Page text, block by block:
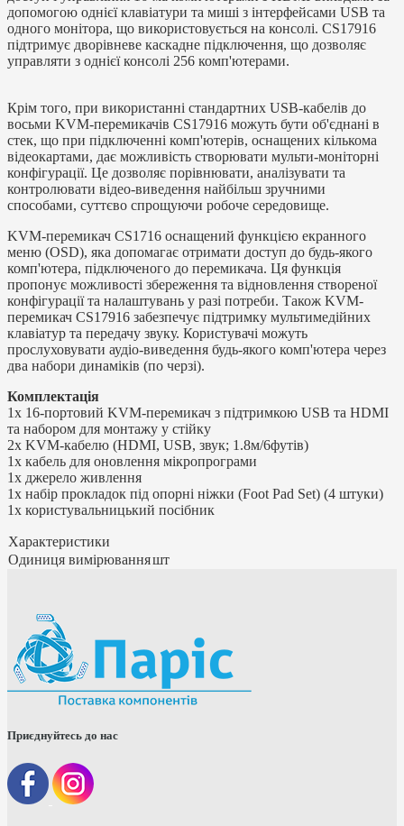
допомогою однієї клавіатури та миші з інтерфейсами USB та
одного монітора, що використовується на консолі. CS17916
підтримує дворівневе каскадне підключення, що дозволяє
управляти з однієї консолі 256 комп'ютерами.
Крім того, при використанні стандартних USB-кабелів до
восьми KVM-перемикачів CS17916 можуть бути об'єднані в
стек, що при підключенні комп'ютерів, оснащених кількома
відеокартами, дає можливість створювати мульти-моніторні
конфігурації. Це дозволяє порівнювати, аналізувати та
контролювати відео-виведення найбільш зручними
способами, суттєво спрощуючи робоче середовище.
KVM-перемикач CS1716 оснащений функцією екранного
меню (OSD), яка допомагає отримати доступ до будь-якого
комп'ютера, підключеного до перемикача. Ця функція
пропонує можливості збереження та відновлення створеної
конфігурації та налаштувань у разі потреби. Також KVM-
перемикач CS17916 забезпечує підтримку мультимедійних
клавіатур та передачу звуку. Користувачі можуть
прослуховувати аудіо-виведення будь-якого комп'ютера через
два набори динаміків (по черзі).
Комплектація
1x 16-портовий KVM-перемикач з підтримкою USB та HDMI
та набором для монтажу у стійку
2x KVM-кабелю (HDMI, USB, звук; 1.8м/6футів)
1x кабель для оновлення мікропрограми
1x джерело живлення
1x набір прокладок під опорні ніжки (Foot Pad Set) (4 штуки)
1x користувальницький посібник
Характеристики
Одиниця вимірюванняшт
Приєднуйтесь до нас